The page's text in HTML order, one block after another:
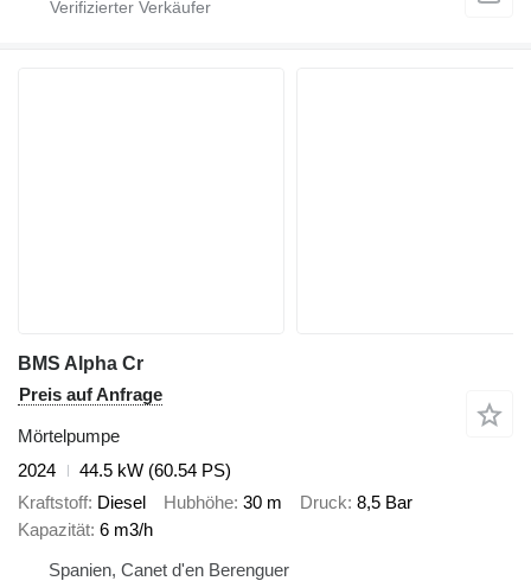
BMS Alpha Cr
Preis auf Anfrage
Mörtelpumpe
2024
44.5 kW (60.54 PS)
Kraftstoff Diesel Hubhöhe 30 m Druck 8,5 Bar
Kapazität 6 m3/h
Spanien, Canet d'en Berenguer